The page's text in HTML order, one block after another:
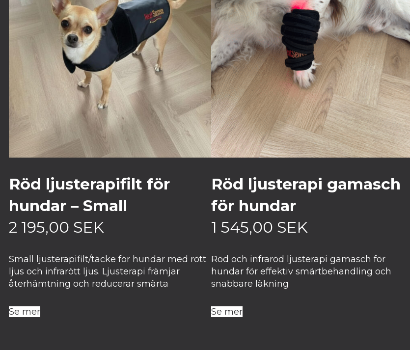
Röd ljusterapifilt för
hundar – Small
2 195,00 SEK
Small ljusterapifilt/täcke för hundar med rött
ljus och infrarött ljus. Ljusterapi främjar
återhämtning och reducerar smärta
Se mer
Röd ljusterapi gamasch
för hundar
1 545,00 SEK
Röd och infraröd ljusterapi gamasch för
hundar för effektiv smärtbehandling och
snabbare läkning
Se mer